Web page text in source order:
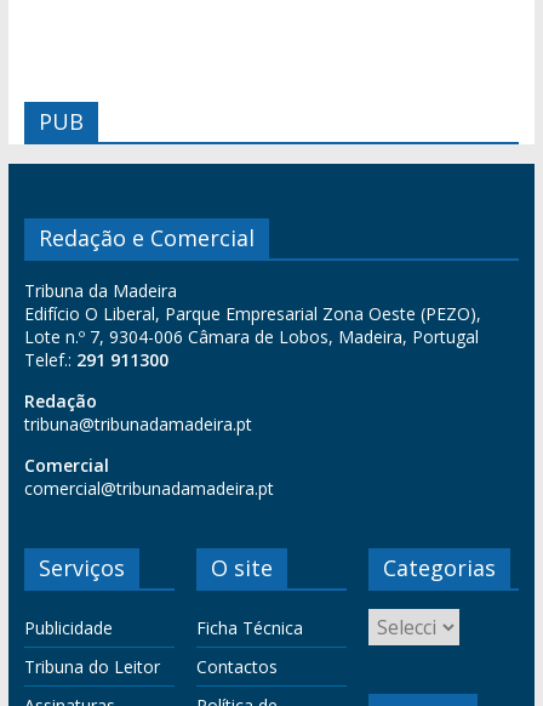
PUB
Redação e Comercial
Tribuna da Madeira
Edifício O Liberal, Parque Empresarial Zona Oeste (PEZO),
Lote n.º 7, 9304-006 Câmara de Lobos, Madeira, Portugal
Telef.: 291 911300
Redação
tribuna@tribunadamadeira.pt
Comercial
comercial@tribunadamadeira.pt
Serviços
Publicidade
Tribuna do Leitor
O site
Ficha Técnica
Contactos
Categorias